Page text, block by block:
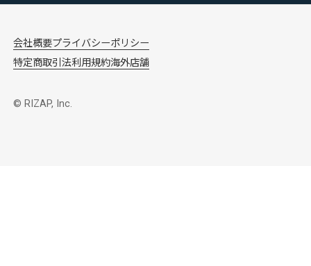
会社概要プライバシーポリシー
特定商取引法利用規約海外店舗
© RIZAP, Inc.